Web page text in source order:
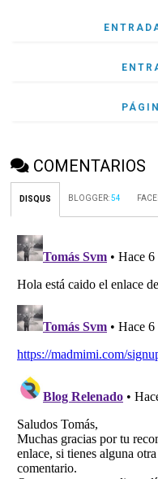
COMENTARIOS
DISQUS BLOGGER:54